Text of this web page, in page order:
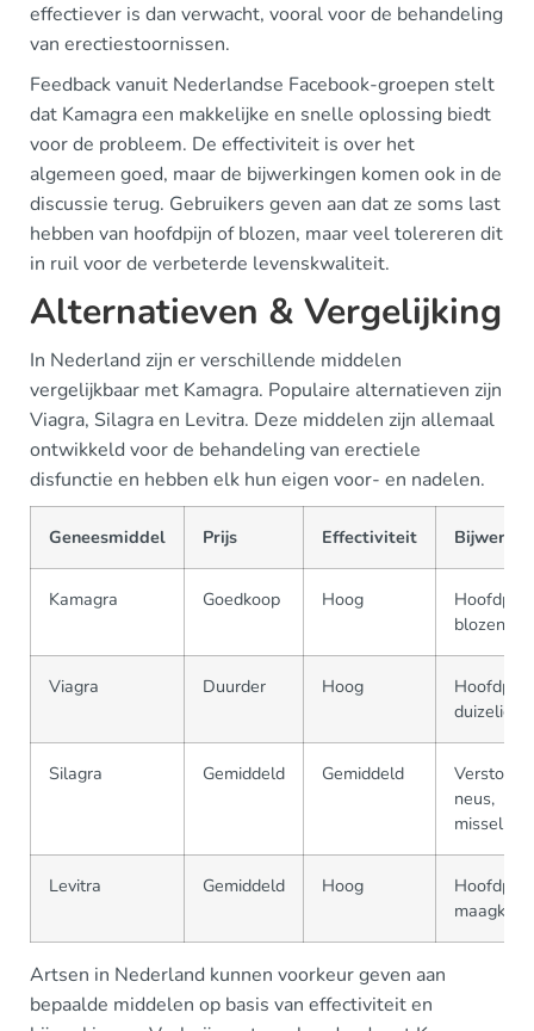
effectiever is dan verwacht, vooral voor de behandeling
van erectiestoornissen.
Feedback vanuit Nederlandse Facebook-groepen stelt
dat Kamagra een makkelijke en snelle oplossing biedt
voor de probleem. De effectiviteit is over het
algemeen goed, maar de bijwerkingen komen ook in de
discussie terug. Gebruikers geven aan dat ze soms last
hebben van hoofdpijn of blozen, maar veel tolereren dit
in ruil voor de verbeterde levenskwaliteit.
Alternatieven & Vergelijking
In Nederland zijn er verschillende middelen
vergelijkbaar met Kamagra. Populaire alternatieven zijn
Viagra, Silagra en Levitra. Deze middelen zijn allemaal
ontwikkeld voor de behandeling van erectiele
disfunctie en hebben elk hun eigen voor- en nadelen.
Geneesmiddel Prijs Effectiviteit
Kamagra Goedkoop Hoog
Hoofdpijn,
blozen
Viagra Duurder Hoog
Hoofdpijn,
Silagra Gemiddeld Gemiddeld
Verstopte
neus,
Levitra Gemiddeld Hoog
Hoofdpijn,
Artsen in Nederland kunnen voorkeur geven aan
bepaalde middelen op basis van effectiviteit en